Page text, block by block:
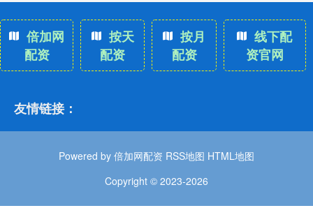
倍加网
配资
按天
配资
按月
配资
线下配
资官网
友情链接：
Powered by 倍加网配资 RSS地图 HTML地图
Copyright © 2023-2026